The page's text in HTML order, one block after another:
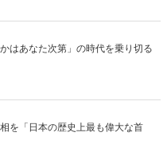
はあなた次第」の時代を乗り切る
を「日本の歴史上最も偉大な首